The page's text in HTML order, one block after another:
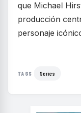
que Michael
producción
personaje
TAGS Series